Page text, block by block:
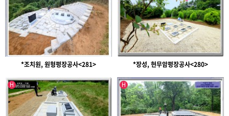
*조치원, 원형평장공사<281> *장성, 현무암평장공사<280>
H
인기글
H
인기글